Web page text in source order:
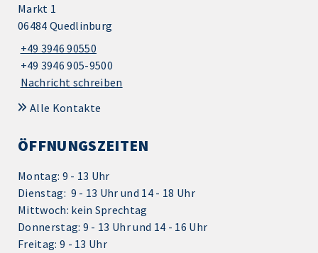
Markt 1
06484 Quedlinburg
+49 3946 90550
+49 3946 905-9500
Nachricht schreiben
Alle Kontakte
ÖFFNUNGSZEITEN
Montag: 9 - 13 Uhr
Dienstag: 9 - 13 Uhr und 14 - 18 Uhr
Mittwoch: kein Sprechtag
Donnerstag: 9 - 13 Uhr und 14 - 16 Uhr
Freitag: 9 - 13 Uhr